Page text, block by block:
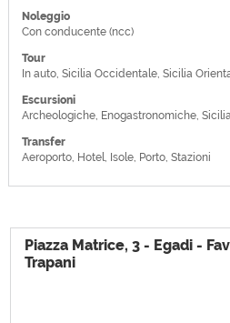
Noleggio
Con conducente (ncc)
Tour
In auto, Sicilia Occidentale, Sicilia
Escursioni
Archeologiche, Enogastronomiche,
Transfer
Aeroporto, Hotel, Isole, Porto, Stazioni
Piazza Matrice, 3 - Egadi -
Trapani